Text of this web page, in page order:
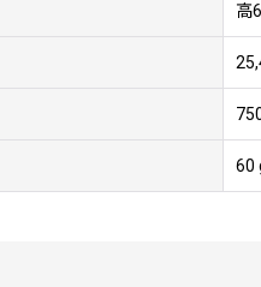
高
60